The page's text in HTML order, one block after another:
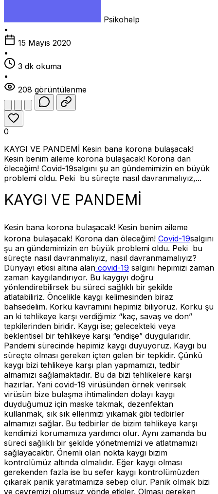
Psikohelp
•
15 Mayıs 2020
•
3 dk okuma
•
208 görüntülenme
0
KAYGI VE PANDEMİ Kesin bana korona bulaşacak!
Kesin benim aileme korona bulaşacak! Korona dan
öleceğim! Covid-19salgını şu an gündemimizin en büyük
problemi oldu. Peki bu süreçte nasıl davranmalıyız,...
KAYGI VE PANDEMİ
Kesin bana korona bulaşacak! Kesin benim aileme
korona bulaşacak! Korona dan öleceğim! Covid-19salgını
şu an gündemimizin en büyük problemi oldu. Peki bu
süreçte nasıl davranmalıyız, nasıl davranmamalıyız?
Dünyayı etkisi altına alan covid-19 salgını hepimizi zaman
zaman kaygılandırıyor. Bu kaygıyı doğru
yönlendirebilirsek bu süreci sağlıklı bir şekilde
atlatabiliriz. Öncelikle kaygı kelimesinden biraz
bahsedelim. Korku kavramını hepimiz biliyoruz. Korku şu
an ki tehlikeye karşı verdiğimiz “kaç, savaş ve don”
tepkilerinden biridir. Kaygı ise; gelecekteki veya
beklentisel bir tehlikeye karşı “endişe” duygularıdır.
Pandemi sürecinde hepimiz kaygı duyuyoruz. Kaygı bu
süreçte olması gereken içten gelen bir tepkidir. Çünkü
kaygı bizi tehlikeye karşı plan yapmamızı, tedbir
almamızı sağlamaktadır. Bu da bizi tehlikelere karşı
hazırlar. Yani covid-19 virüsünden örnek verirsek
virüsün bize bulaşma ihtimalinden dolayı kaygı
duyduğumuz için maske takmak, dezenfektan
kullanmak, sık sık ellerimizi yıkamak gibi tedbirler
almamızı sağlar. Bu tedbirler de bizim tehlikeye karşı
kendimizi korumamıza yardımcı olur. Aynı zamanda bu
süreci sağlıklı bir şekilde yönetmemizi ve atlatmamızı
sağlayacaktır. Önemli olan nokta kaygı bizim
kontrolümüz altında olmalıdır. Eğer kaygı olması
gerekenden fazla ise bu sefer kaygı kontrolümüzden
çıkarak panik yaratmamıza sebep olur. Panik olmak bizi
ve çevremizi olumsuz yönde etkiler. Olması gereken